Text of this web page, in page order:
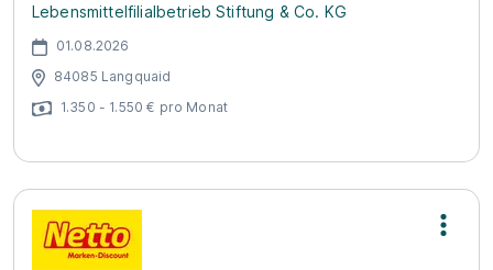
Lebensmittelfilialbetrieb Stiftung & Co. KG
01.08.2026
84085 Langquaid
1.350 - 1.550 € pro Monat